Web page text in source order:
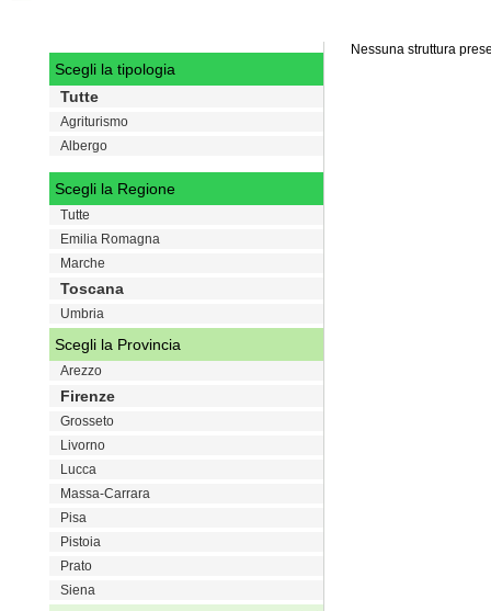
Nessuna struttura
Scegli la tipologia
Tutte
Agriturismo
Albergo
Scegli la Regione
Tutte
Emilia Romagna
Marche
Toscana
Umbria
Scegli la Provincia
Arezzo
Firenze
Grosseto
Livorno
Lucca
Massa-Carrara
Pisa
Pistoia
Prato
Siena